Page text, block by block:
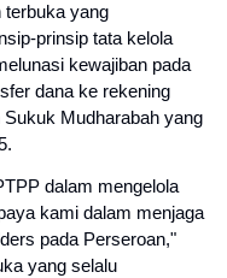
terbuka yang
prinsip tata kelola
kewajiban pada
dana ke rekening
Mudharabah yang
dalam mengelola
kami dalam menjaga
pada Perseroan,"
yang selalu